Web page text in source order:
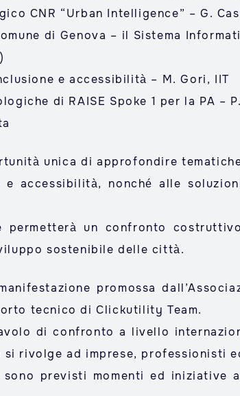
CNR “Urban Intelligence” –G.
di Genova – il Sistema
e accessibilità – M. Gori, IIT
di RAISE Spoke 1 per la PA –
unica di approfondire
accessibilità, nonché alle
permetterà un confronto
sostenibile delle città.
promossa
tecnico di Clickutility Team.
di confronto a livello
rivolge ad imprese, professionisti
sono previsti momenti ed